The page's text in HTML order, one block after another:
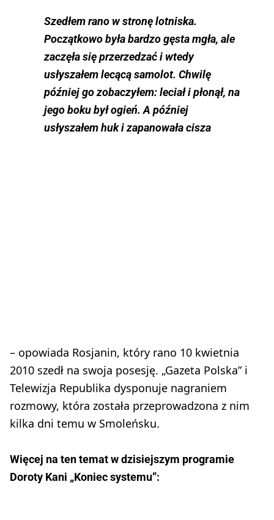
Szedłem rano w stronę lotniska.
Początkowo była bardzo gęsta mgła, ale
zaczęła się przerzedzać i wtedy
usłyszałem lecącą samolot. Chwilę
później go zobaczyłem: leciał i płonął, na
jego boku był ogień. A później
usłyszałem huk i zapanowała cisza
– opowiada Rosjanin, który rano 10 kwietnia
2010 szedł na swoja posesję. „Gazeta Polska” i
Telewizja Republika dysponuje nagraniem
rozmowy, która została przeprowadzona z nim
kilka dni temu w Smoleńsku.
Więcej na ten temat w dzisiejszym programie
Doroty Kani „Koniec systemu”: